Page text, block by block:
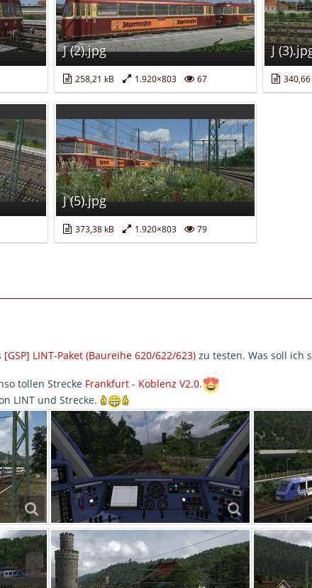
J (2).jpg
258,21 kB 1.920×803 67
J
340,66
J (5).jpg
373,38 kB 1.920×803 79
[GSP] LINT-Paket (Baureihe 620/622/623) zu testen. Was soll ich
tollen Strecke Frankfurt - Koblenz V2.0.
LINT und Strecke.